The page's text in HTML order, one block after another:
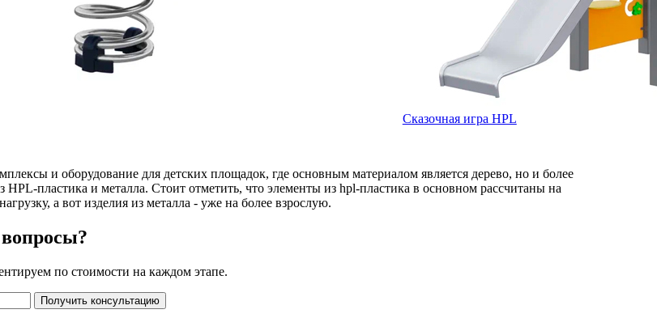
Сказочная игра HPL
и оборудование для детских площадок, где основным материалом является дерево, но и более
пластика и металла. Стоит отметить, что элементы из hpl-пластика в основном рассчитаны на
а вот изделия из металла - уже на более взрослую.
по стоимости на каждом этапе.
Получить консультацию